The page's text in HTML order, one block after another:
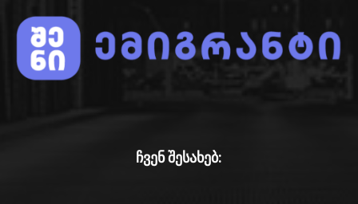
ჩვენ შესახებ: